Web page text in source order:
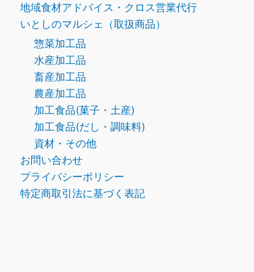
地域食材アドバイス・クロス営業代行
いとしのマルシェ（取扱商品）
惣菜加工品
水産加工品
畜産加工品
農産加工品
加工食品(菓子・土産)
加工食品(だし・調味料)
資材・その他
お問い合わせ
プライバシーポリシー
特定商取引法に基づく表記